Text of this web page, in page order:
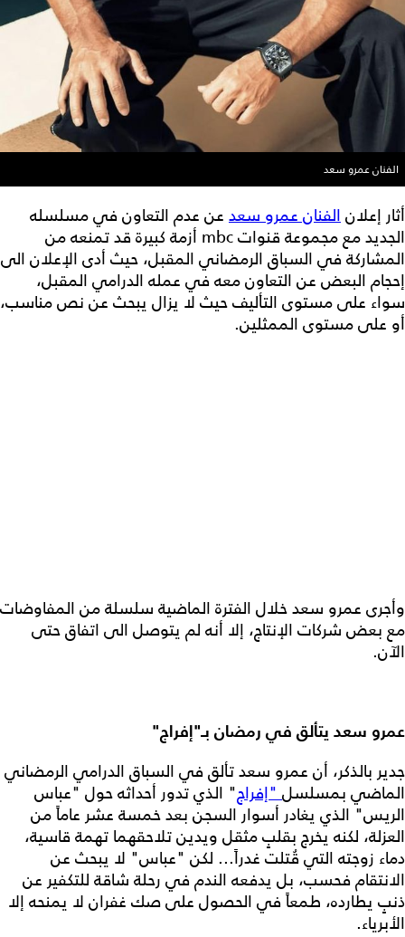
الفنان عمرو سعد
أثار إعلانالفنان عمرو سعد عن عدم التعاون في مسلسله
الجديد مع مجموعة قنوات mbc أزمة كبيرة قد تمنعه من
المشاركة في السباق الرمضاني المقبل، حيث أدى الإعلان الى
إحجام البعض عن التعاون معه في عمله الدرامي المقبل،
سواء على مستوى التأليف حيث لا يزال يبحث عن نص مناسب،
أو على مستوى الممثلين.
وأجرى عمرو سعد خلال الفترة الماضية سلسلة من المفاوضات
مع بعض شركات الإنتاج، إلا أنه لم يتوصل الى اتفاق حتى
الآن.
عمرو سعد يتألق في رمضان بـ"إفراج"
جدير بالذكر، أن عمرو سعد تألق في السباق الدرامي الرمضاني
الماضي بمسلسل"إفراج" الذي تدور أحداثه حول "عباس
الريس" الذي يغادر أسوار السجن بعد خمسة عشر عاماً من
العزلة، لكنه يخرج بقلبٍ مثقل ويدين تلاحقهما تهمة قاسية،
دماء زوجته التي قُتلت غدراً... لكن "عباس" لا يبحث عن
الانتقام فحسب، بل يدفعه الندم في رحلة شاقة للتكفير عن
ذنبٍ يطارده، طمعاً في الحصول على صك غفران لا يمنحه إلا
الأبرياء.